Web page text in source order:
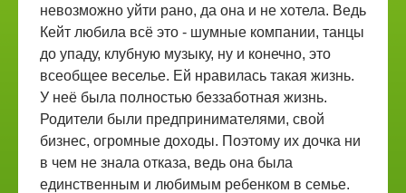
невозможно уйти рано, да она и не хотела. Ведь
Кейт любила всё это - шумные компании, танцы
до упаду, клубную музыку, ну и конечно, это
всеобщее веселье. Ей нравилась такая жизнь.
У неё была полностью беззаботная жизнь.
Родители были предпринимателями, свой
бизнес, огромные доходы. Поэтому их дочка ни
в чем не знала отказа, ведь она была
единственным и любимым ребенком в семье.